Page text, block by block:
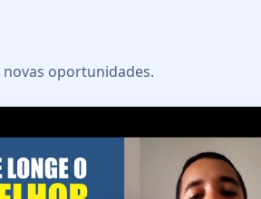
oportunidades.